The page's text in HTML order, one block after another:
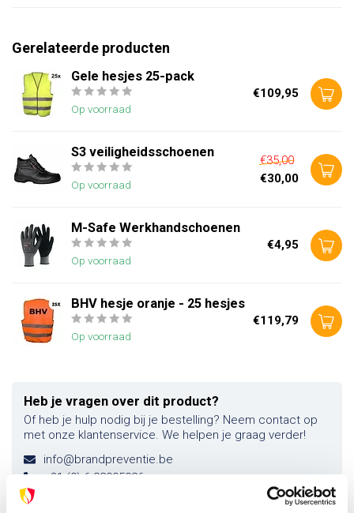
Gerelateerde producten
Gele hesjes 25-pack
Op voorraad
€109,95
S3 veiligheidsschoenen
Op voorraad
€35,00
€30,00
M-Safe Werkhandschoenen
Op voorraad
€4,95
BHV hesje oranje - 25 hesjes
Op voorraad
€119,79
Heb je vragen over dit product?
Of heb je hulp nodig bij je bestelling? Neem contact op
met onze klantenservice. We helpen je graag verder!
info@brandpreventie.be
+31 (0) 6 82095086